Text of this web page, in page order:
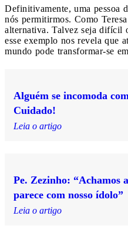
Definitivamente, uma pessoa
nós permitirmos. Como
alternativa. Talvez seja difícil
esse exemplo nos revela que
mundo pode transformar-se
Alguém se incomoda
Cuidado!
Leia o artigo
Pe. Zezinho: “Achamos
parece com nosso ídolo”
Leia o artigo